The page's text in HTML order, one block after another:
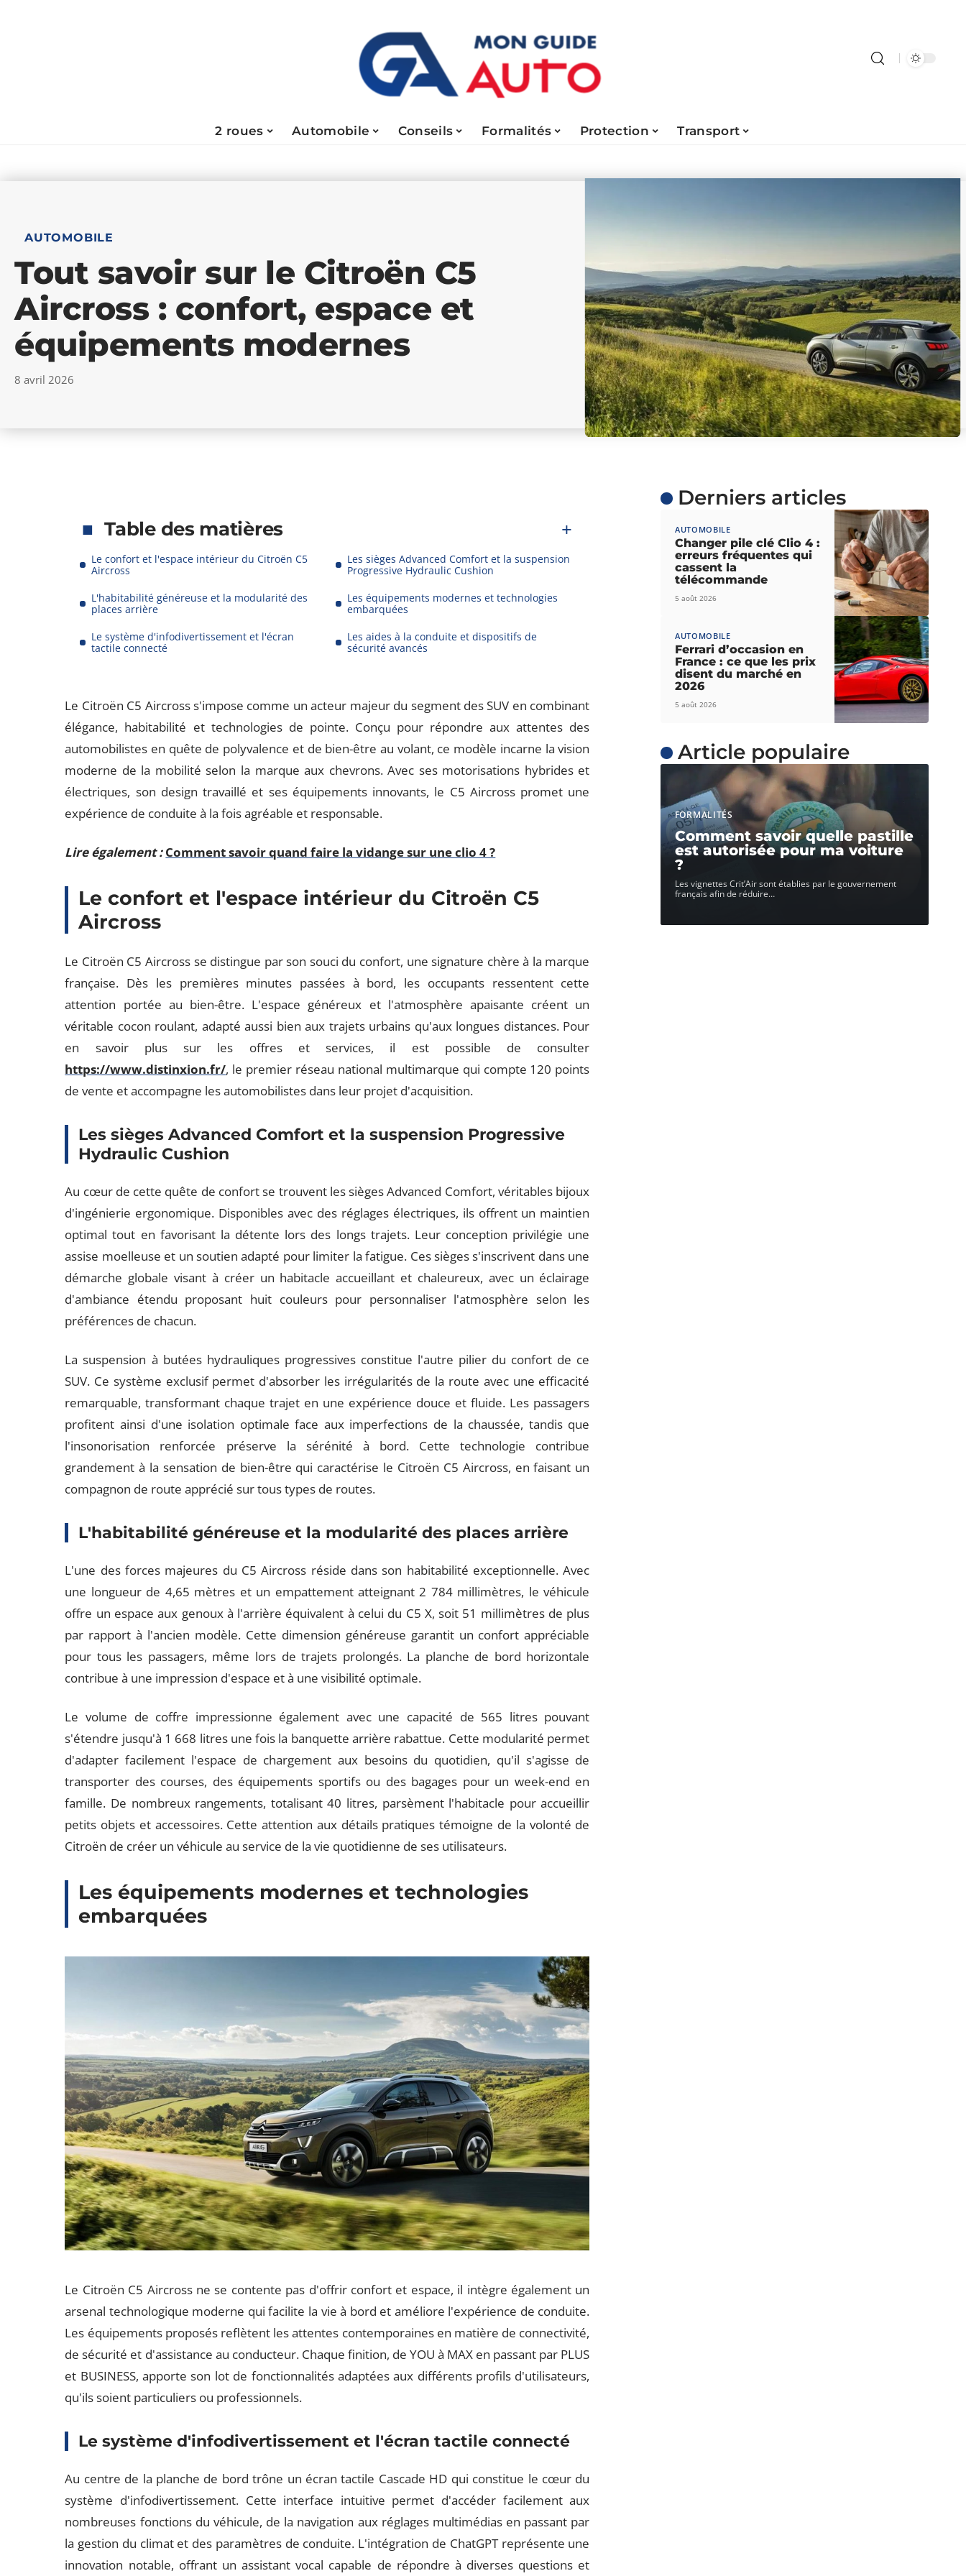
2 roues Automobile Conseils Formalités Protection Transport
AUTOMOBILE
Tout savoir sur le Citroën C5
Aircross : confort, espace et
équipements modernes
8 avril 2026
Table des matières
Le confort et l'espace intérieur du Citroën C5
Aircross
Les sièges Advanced Comfort et la suspension
Progressive Hydraulic Cushion
L'habitabilité généreuse et la modularité des
places arrière
Les équipements modernes et technologies
embarquées
Le système d'infodivertissement et l'écran
tactile connecté
Les aides à la conduite et dispositifs de
sécurité avancés
Le Citroën C5 Aircross s'impose comme un acteur majeur du segment des SUV en combinant
élégance, habitabilité et technologies de pointe. Conçu pour répondre aux attentes des
automobilistes en quête de polyvalence et de bien-être au volant, ce modèle incarne la vision
moderne de la mobilité selon la marque aux chevrons. Avec ses motorisations hybrides et
électriques, son design travaillé et ses équipements innovants, le C5 Aircross promet une
expérience de conduite à la fois agréable et responsable.
Lire également : Comment savoir quand faire la vidange sur une clio 4 ?
Le confort et l'espace intérieur du Citroën C5
Aircross
Le Citroën C5 Aircross se distingue par son souci du confort, une signature chère à la marque
française. Dès les premières minutes passées à bord, les occupants ressentent cette
attention portée au bien-être. L'espace généreux et l'atmosphère apaisante créent un
véritable cocon roulant, adapté aussi bien aux trajets urbains qu'aux longues distances. Pour
en savoir plus sur les offres et services, il est possible de consulter
https://www.distinxion.fr/, le premier réseau national multimarque qui compte 120 points
de vente et accompagne les automobilistes dans leur projet d'acquisition.
Les sièges Advanced Comfort et la suspension Progressive
Hydraulic Cushion
Au cœur de cette quête de confort se trouvent les sièges Advanced Comfort, véritables bijoux
d'ingénierie ergonomique. Disponibles avec des réglages électriques, ils offrent un maintien
optimal tout en favorisant la détente lors des longs trajets. Leur conception privilégie une
assise moelleuse et un soutien adapté pour limiter la fatigue. Ces sièges s'inscrivent dans une
démarche globale visant à créer un habitacle accueillant et chaleureux, avec un éclairage
d'ambiance étendu proposant huit couleurs pour personnaliser l'atmosphère selon les
préférences de chacun.
La suspension à butées hydrauliques progressives constitue l'autre pilier du confort de ce
SUV. Ce système exclusif permet d'absorber les irrégularités de la route avec une efficacité
remarquable, transformant chaque trajet en une expérience douce et fluide. Les passagers
profitent ainsi d'une isolation optimale face aux imperfections de la chaussée, tandis que
l'insonorisation renforcée préserve la sérénité à bord. Cette technologie contribue
grandement à la sensation de bien-être qui caractérise le Citroën C5 Aircross, en faisant un
compagnon de route apprécié sur tous types de routes.
L'habitabilité généreuse et la modularité des places arrière
L'une des forces majeures du C5 Aircross réside dans son habitabilité exceptionnelle. Avec
une longueur de 4,65 mètres et un empattement atteignant 2 784 millimètres, le véhicule
offre un espace aux genoux à l'arrière équivalent à celui du C5 X, soit 51 millimètres de plus
par rapport à l'ancien modèle. Cette dimension généreuse garantit un confort appréciable
pour tous les passagers, même lors de trajets prolongés. La planche de bord horizontale
contribue à une impression d'espace et à une visibilité optimale.
Le volume de coffre impressionne également avec une capacité de 565 litres pouvant
s'étendre jusqu'à 1 668 litres une fois la banquette arrière rabattue. Cette modularité permet
d'adapter facilement l'espace de chargement aux besoins du quotidien, qu'il s'agisse de
transporter des courses, des équipements sportifs ou des bagages pour un week-end en
famille. De nombreux rangements, totalisant 40 litres, parsèment l'habitacle pour accueillir
petits objets et accessoires. Cette attention aux détails pratiques témoigne de la volonté de
Citroën de créer un véhicule au service de la vie quotidienne de ses utilisateurs.
Les équipements modernes et technologies
embarquées
Le Citroën C5 Aircross ne se contente pas d'offrir confort et espace, il intègre également un
arsenal technologique moderne qui facilite la vie à bord et améliore l'expérience de conduite.
Les équipements proposés reflètent les attentes contemporaines en matière de connectivité,
de sécurité et d'assistance au conducteur. Chaque finition, de YOU à MAX en passant par PLUS
et BUSINESS, apporte son lot de fonctionnalités adaptées aux différents profils d'utilisateurs,
qu'ils soient particuliers ou professionnels.
Le système d'infodivertissement et l'écran tactile connecté
Au centre de la planche de bord trône un écran tactile Cascade HD qui constitue le cœur du
système d'infodivertissement. Cette interface intuitive permet d'accéder facilement aux
nombreuses fonctions du véhicule, de la navigation aux réglages multimédias en passant par
la gestion du climat et des paramètres de conduite. L'intégration de ChatGPT représente une
innovation notable, offrant un assistant vocal capable de répondre à diverses questions et
Derniers articles
AUTOMOBILE
Changer pile clé Clio 4 :
erreurs fréquentes qui
cassent la
télécommande
5 août 2026
AUTOMOBILE
Ferrari d’occasion en
France : ce que les prix
disent du marché en
2026
5 août 2026
Article populaire
FORMALITÉS
Comment savoir quelle pastille
est autorisée pour ma voiture
?
Les vignettes Crit’Air sont établies par le gouvernement
français afin de réduire…